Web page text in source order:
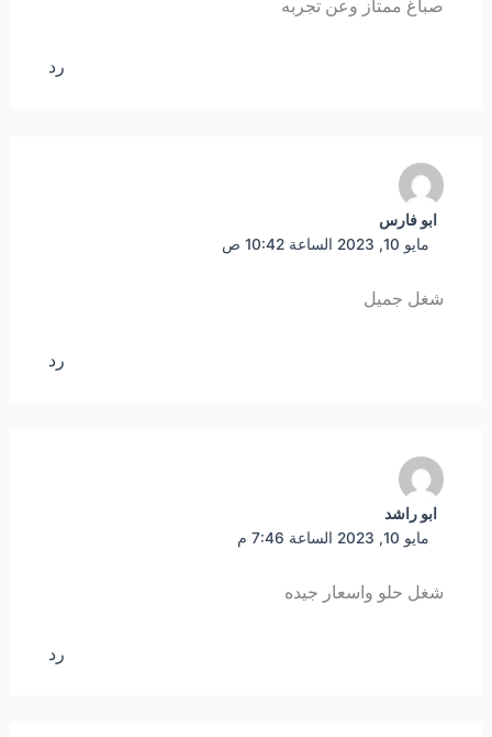
صباغ ممتاز وعن تجربه
رد
ابو فارس
مايو 10, 2023 الساعة 10:42 ص
شغل جميل
رد
ابو راشد
مايو 10, 2023 الساعة 7:46 م
شغل حلو واسعار جيده
رد